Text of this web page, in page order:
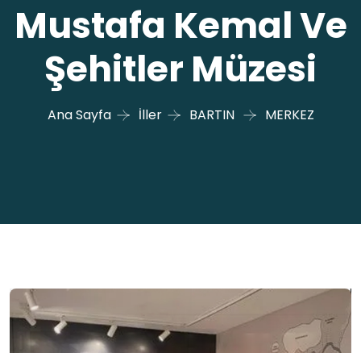
Mustafa Kemal Ve
Şehitler Müzesi
Ana Sayfa İller BARTIN MERKEZ